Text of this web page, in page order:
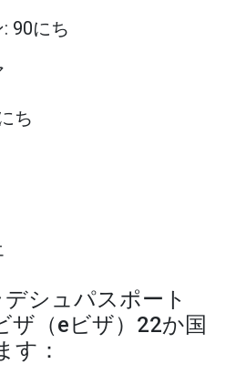
90にち
ち
シュパスポート
ザ（eビザ）22か国
す：